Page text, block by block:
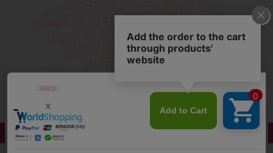
オリジナルアイテムなどを幅広くご用意しています。
アビステの幅広い商品を取り揃え、
人気ランキングやテレビなどメディア着用商品、
雑誌掲載商品情報を紹介するコンテンツ、
プレゼント包装無料や独自のポイント還元
などのサービスをご提供。
心躍るインポートアクセサリーや時計、小物などで、
夢やときめきを与えられるよう願っています。
◆ギフトラッピング無料/11,000円以上のご注文で送料無料◆
©ABISTE WEB SHOP